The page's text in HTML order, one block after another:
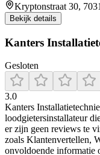
Kryptonstraat 30,
Bekijk details
Kanters
Gesloten
3.0
Kanters
loodgietersinstallateur
er zijn geen reviews te
zoals Klantenvertellen,
onvoldoende informatie